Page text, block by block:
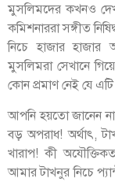
মুসলিমদের কখনও
কমিশনাররা সঙ্গীত
নিচে হাজার হাজার
মুসলিমরা সেখানে
কোন প্রমাণ নেই যে এটি
আপনি হয়তো জানেন না
বড় অপরাধ! অর্থাৎ,
খারাপ! কী
আমার টাখনুর নিচে